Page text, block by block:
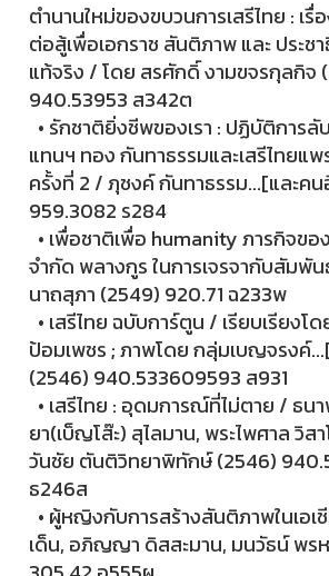
ตำนานใหม่ของขบวนการเสรีไทย : เรื่
ต่อสู้เพื่อเอกราช สันติภาพ และ️ ประช
แท้จริง / โดย สรศักดิ์ งามขจรกุลกิจ
940.53953 ส342ต
• รักชาติยิ่งชีพของเรา : ปฏิบัติการ
แทนฯ ทอง กันทาธรรมและเสรีไทยแพ
ครั้งที่ 2 / ภุชงค์ กันทาธรรม...[และค
959.3082 ร284
• เพื่อชาติเพื่อ humanity ภารกิจขอ
จำกัด พลางกูร ในการเจรจากับสัม
นาถสุภา (2549) 920.71 ฉ233พ
• เสรีไทย ฉบับการ์ตูน / เรียบเรียง
ป้อมเพชร ; ภาพโดย กลุ่มเบญจรงค์
(2546) 940.533609593 ส931
• เสรีไทย : อุดมการณ์ที่ไม่ตาย / ธน
ยา(เบ็ญโส๊ะ) สุไลมาน, พระไพศาล วิส
วันชัย ตันติวิทยาพิทักษ์ (2546)
ธ246ส
• ผู้หญิงกับการสร้างสันติภาพในเอ
เด็น, อภิญญา ดิสสะมาน, มนวัธน์ พร